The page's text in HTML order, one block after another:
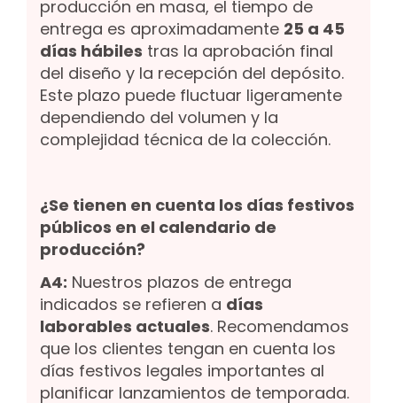
producción en masa, el tiempo de
entrega es aproximadamente 25 a 45
días hábiles tras la aprobación final
del diseño y la recepción del depósito.
Este plazo puede fluctuar ligeramente
dependiendo del volumen y la
complejidad técnica de la colección.
¿Se tienen en cuenta los días festivos
públicos en el calendario de
producción?
A4: Nuestros plazos de entrega
indicados se refieren a días
laborables actuales. Recomendamos
que los clientes tengan en cuenta los
días festivos legales importantes al
planificar lanzamientos de temporada.